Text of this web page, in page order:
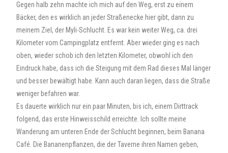
Gegen halb zehn machte ich mich auf den Weg, erst zu einem
Bäcker, den es wirklich an jeder Straßenecke hier gibt, dann zu
meinem Ziel, der Myli-Schlucht. Es war kein weiter Weg, ca. drei
Kilometer vom Campingplatz entfernt. Aber wieder ging es nach
oben, wieder schob ich den letzten Kilometer, obwohl ich den
Eindruck habe, dass ich die Steigung mit dem Rad dieses Mal länger
und besser bewältigt habe. Kann auch daran liegen, dass die Straße
weniger befahren war.
Es dauerte wirklich nur ein paar Minuten, bis ich, einem Dirttrack
folgend, das erste Hinweisschild erreichte. Ich sollte meine
Wanderung am unteren Ende der Schlucht beginnen, beim Banana
Café. Die Bananenpflanzen, die der Taverne ihren Namen geben,